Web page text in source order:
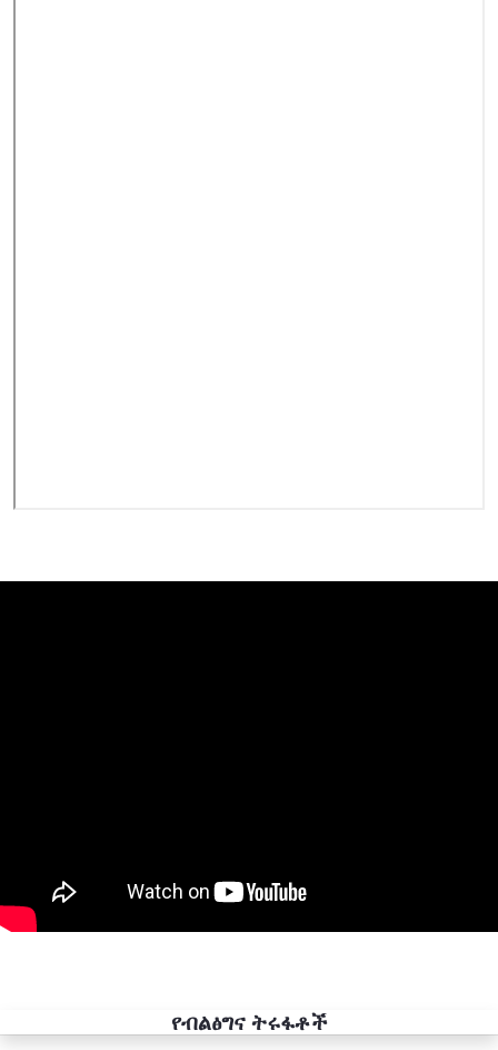
የብልፅግና ትሩፋቶች